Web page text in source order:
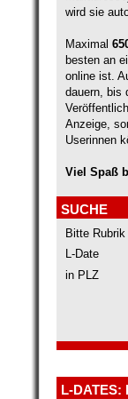
wird sie
Maximal
besten an
online ist.
dauern, bis
Anzeige,
Userinnen
Viel Spaß
SUCHE
Bitte
L-Date
in PLZ
L-DATES: